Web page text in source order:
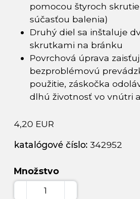
pomocou štyroch
súčasťou balenia)
Druhý diel sa inštaluje
skrutkami na bránku
Povrchová úprava
bezproblémovú
použitie, záskočka
dlhú životnosť vo vnútri
4,20 EUR
katalógové číslo: 342952
Množstvo